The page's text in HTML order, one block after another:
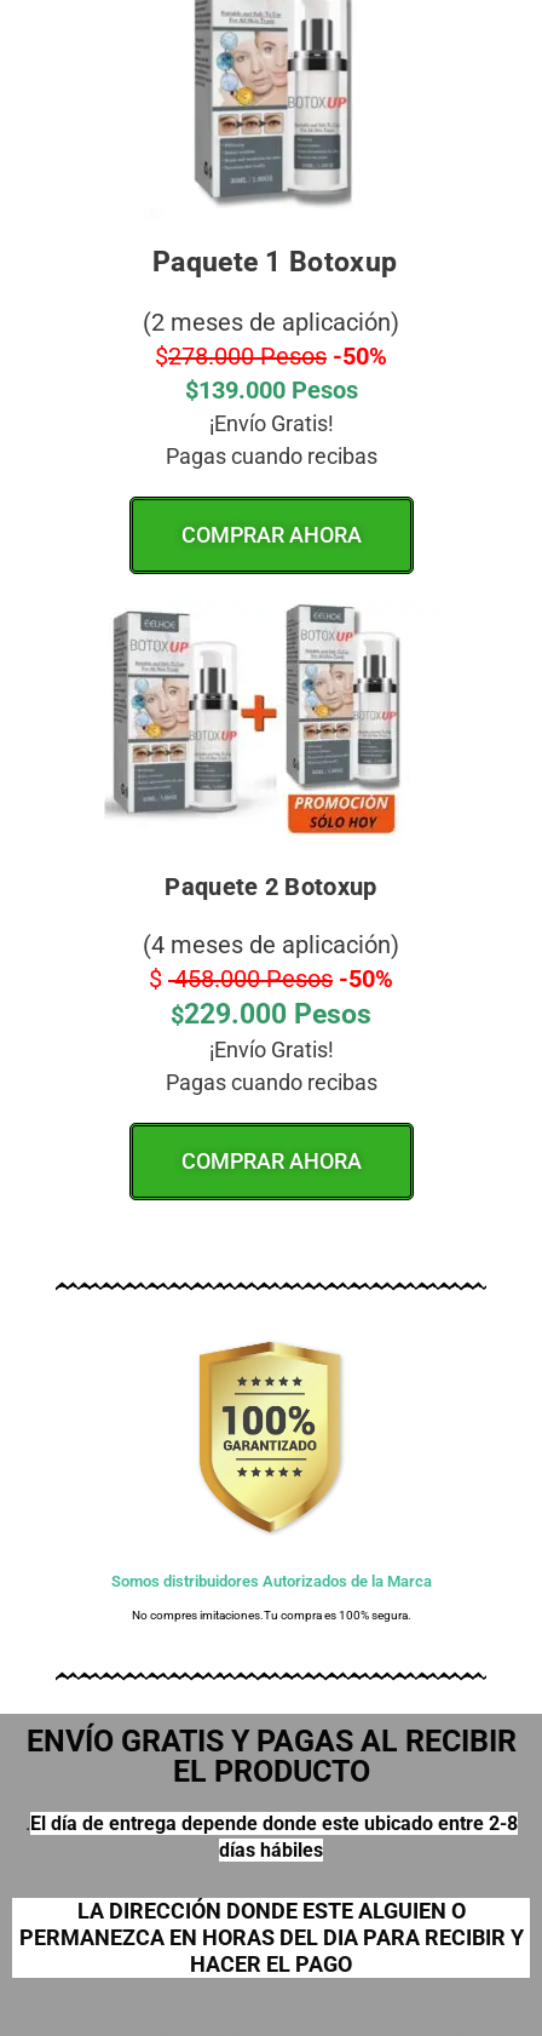
Paquete 1 Botoxup
(2 meses de aplicación)
$278.000 Pesos -50%
$139.000 Pesos
¡Envío Gratis!
Pagas cuando recibas
COMPRAR AHORA
Paquete 2 Botoxup
(4 meses de aplicación)
$ 458.000 Pesos -50%
$229.000 Pesos
¡Envío Gratis!
Pagas cuando recibas
COMPRAR AHORA
Somos distribuidores Autorizados de la Marca
No compres imitaciones.Tu compra es 100% segura.
ENVÍO GRATIS Y PAGAS AL RECIBIR
EL PRODUCTO
.El día de entrega depende donde este ubicado entre 2-8
días hábiles
LA DIRECCIÓN DONDE ESTE ALGUIEN O
PERMANEZCA EN HORAS DEL DIA PARA RECIBIR Y
HACER EL PAGO